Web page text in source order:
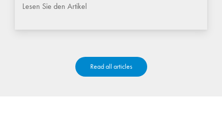
Lesen Sie den Artikel
Read all articles